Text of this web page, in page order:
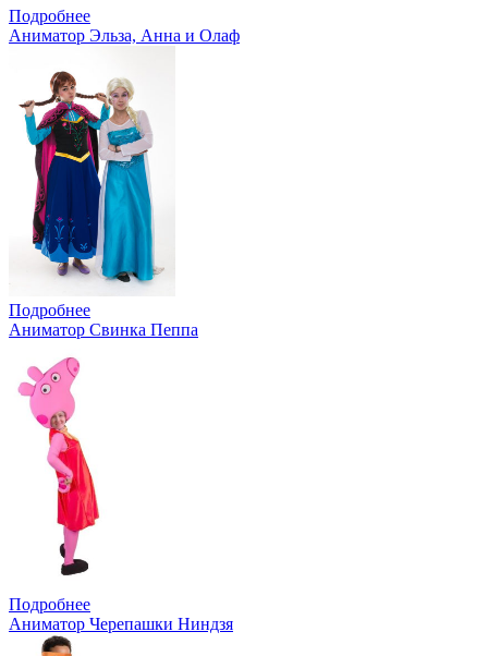
Подробнее
Аниматор Эльза, Анна и Олаф
Подробнее
Аниматор Свинка Пеппа
Подробнее
Аниматор Черепашки Ниндзя